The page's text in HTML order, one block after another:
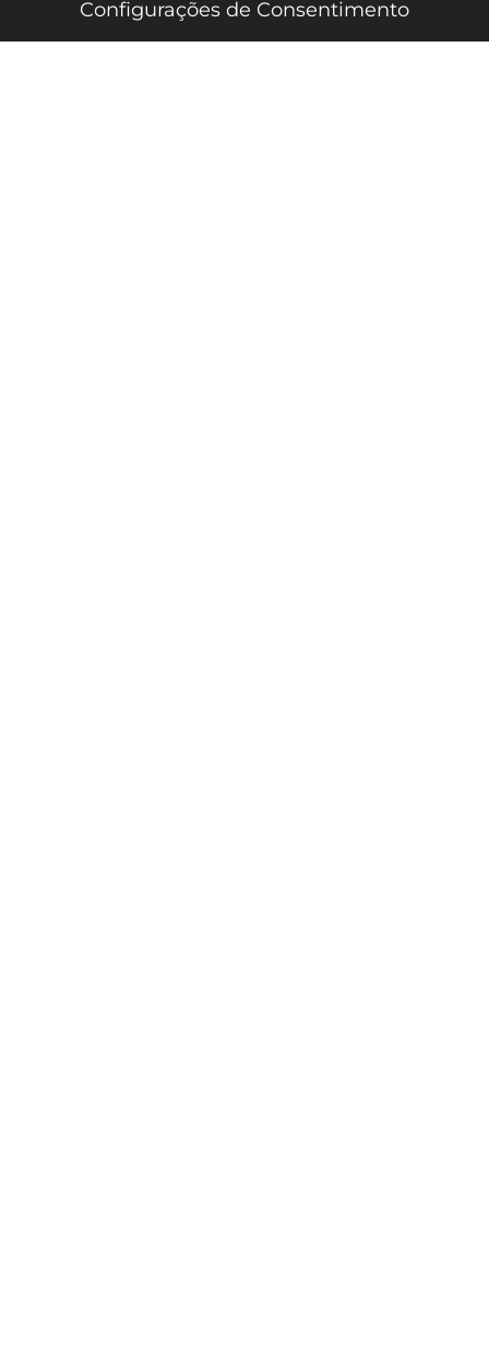
Configurações de Consentimento